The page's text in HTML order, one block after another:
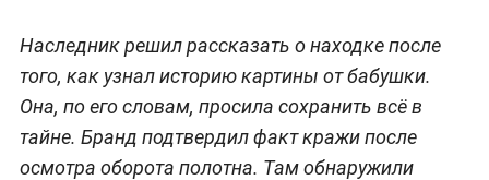
Наследник решил рассказать о находке после
того, как узнал историю картины от бабушки.
Она, по его словам, просила сохранить всё в
тайне. Бранд подтвердил факт кражи после
осмотра оборота полотна. Там обнаружили